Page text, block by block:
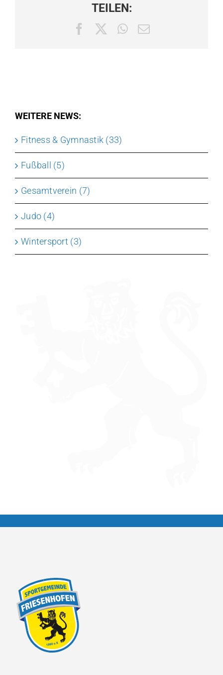
TEILEN:
FacebookWhatsApp
E-
WEITERE NEWS:
Fitness & Gymnastik (33)
Fußball (5)
Gesamtverein (7)
Judo (4)
Wintersport (3)